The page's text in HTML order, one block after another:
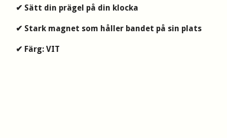
✔ Sätt din prägel på din klocka
✔ Stark magnet som håller bandet på sin plats
✔ Färg: VIT